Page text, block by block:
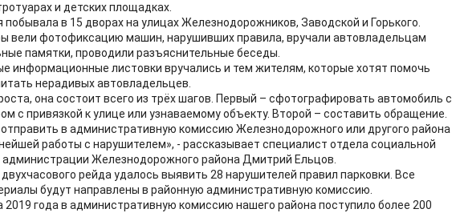
и детских площадках.
побывала в 15 дворах на улицах Железнодорожников, Заводской и Горького.
вели фотофиксацию машин, нарушивших правила, вручали автовладельцам
памятки, проводили разъяснительные беседы.
информационные листовки вручались и тем жителям, которые хотят помочь
нерадивых автовладельцев.
она состоит всего из трёх шагов. Первый – сфотографировать автомобиль с
с привязкой к улице или узнаваемому объекту. Второй – составить обращение.
в административную комиссию Железнодорожного или другого района
работы с нарушителем», - рассказывает специалист отдела социальной
администрации Железнодорожного района Дмитрий Ельцов.
рейда удалось выявить 28 нарушителей правил парковки. Все
будут направлены в районную административную комиссию.
2019 года в административную комиссию нашего района поступило более 200